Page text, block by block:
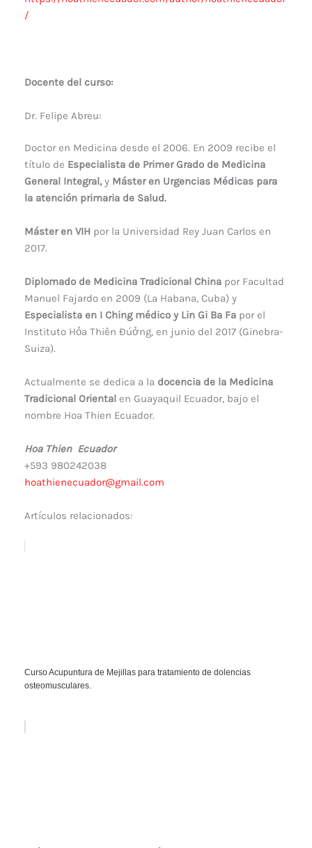
/
Docente del curso:
Dr. Felipe Abreu:
Doctor en Medicina desde el 2006. En 2009 recibe el
título de Especialista de Primer Grado de Medicina
General Integral,y Máster en Urgencias Médicas para
la atención primaria de Salud.
Máster en VIH por la Universidad Rey Juan Carlos en
2017.
Diplomado de Medicina Tradicional China por Facultad
Manuel Fajardo en 2009 (La Habana, Cuba) y
Especialista en I Ching médico y Lin Gi Ba Fa por el
Instituto Hỏa Thiên Đúởng, en junio del 2017 (Ginebra-
Suiza).
Actualmente se dedica a la docencia de la Medicina
Tradicional Oriental en Guayaquil Ecuador, bajo el
nombre Hoa Thien Ecuador.
Hoa Thien Ecuador
+593 980242038
hoathienecuador@gmail.com
Artículos relacionados:
Curso Acupuntura de Mejillas para tratamiento de dolencias
osteomusculares.